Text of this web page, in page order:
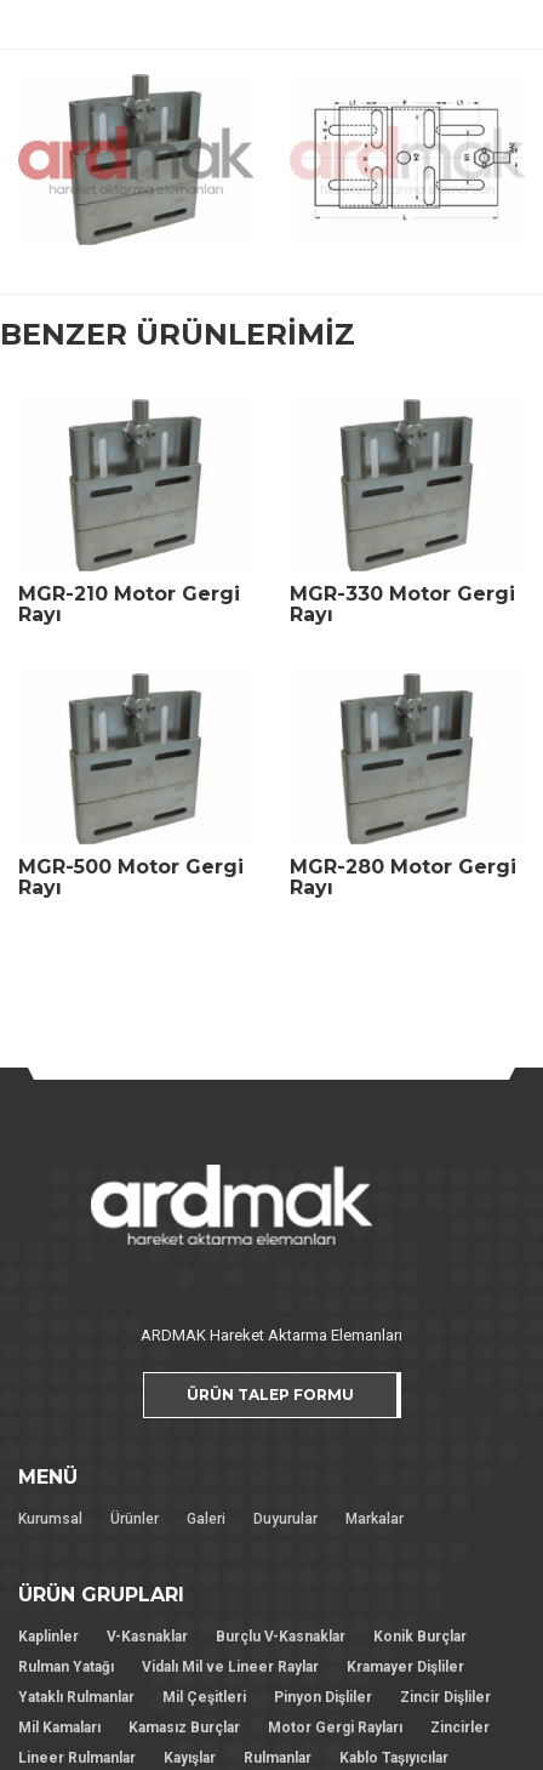
BENZER ÜRÜNLERİMİZ
MGR-210 Motor Gergi
Rayı
MGR-330 Motor Gergi
Rayı
MGR-500 Motor Gergi
Rayı
MGR-280 Motor Gergi
Rayı
ARDMAK Hareket Aktarma Elemanları
ÜRÜN TALEP FORMU
MENÜ
Kurumsal Ürünler Galeri Duyurular Markalar
ÜRÜN GRUPLARI
Kaplinler V-Kasnaklar Burçlu V-Kasnaklar
Konik Burçlar
Rulman Yatağı
Vidalı Mil ve Lineer Raylar
Kramayer Dişliler
Yataklı Rulmanlar
Mil Çeşitleri Pinyon Dişliler
Zincir Dişliler
Mil Kamaları
Kamasız Burçlar Motor Gergi Rayları
Zincirler
Lineer Rulmanlar
Kayışlar Rulmanlar
Kablo Taşıyıcılar